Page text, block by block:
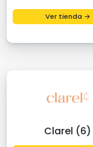
Ver tienda →
Clarel (6)